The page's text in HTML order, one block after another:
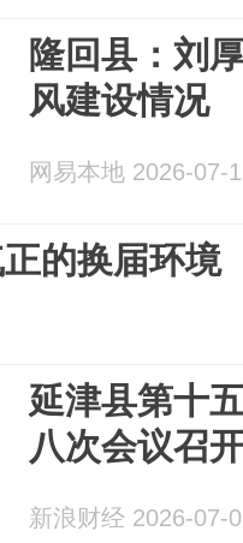
隆回县：刘
风建设情况
网易本地 2026-07-
的换届环境
延津县第十
八次会议召
新浪财经 2026-07-